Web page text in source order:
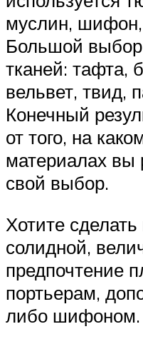
муслин,
Большой
тканей: тафта,
вельвет, твид,
Конечный
от того, на
материалах вы
свой выбор.
Хотите
солидной,
предпочтение
портьерам,
либо шифоном.